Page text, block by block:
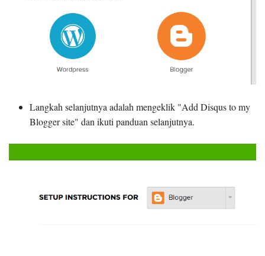
Langkah selanjutnya adalah mengeklik "Add Disqus to my
Blogger site" dan ikuti panduan selanjutnya.